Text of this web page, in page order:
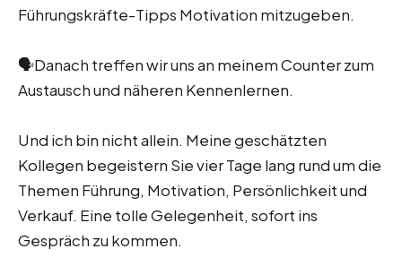
Führungskräfte-Tipps Motivation mitzugeben.
🗣️Danach treffen wir uns an meinem Counter zum
Austausch und näheren Kennenlernen.
Und ich bin nicht allein. Meine geschätzten
Kollegen begeistern Sie vier Tage lang rund um die
Themen Führung, Motivation, Persönlichkeit und
Verkauf. Eine tolle Gelegenheit, sofort ins
Gespräch zu kommen.